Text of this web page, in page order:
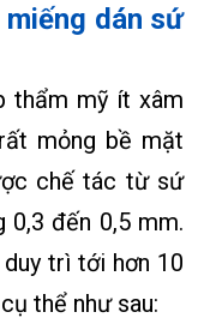
dán sứ
thẩm mỹ ít xâm
mỏng bề mặt
chế tác từ sứ
0,3 đến 0,5 mm.
trì tới hơn 10
thể như sau: